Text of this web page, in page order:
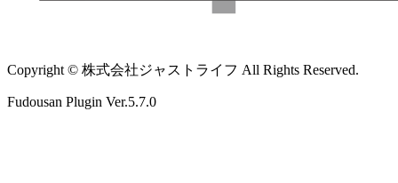
Copyright © 株式会社ジャストライフ All Rights Reserved.
Fudousan Plugin Ver.5.7.0